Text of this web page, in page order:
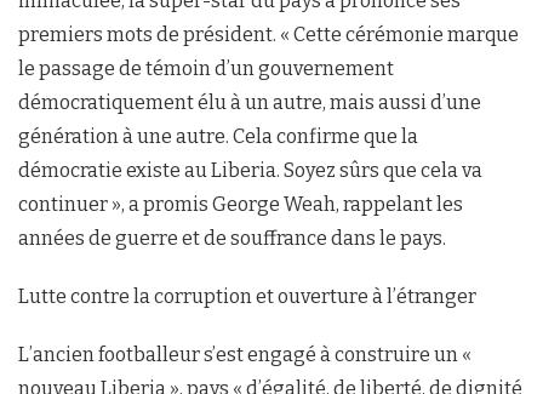
premiers mots de président. « Cette cérémonie marque
le passage de témoin d’un gouvernement
démocratiquement élu à un autre, mais aussi d’une
génération à une autre. Cela confirme que la
démocratie existe au Liberia. Soyez sûrs que cela va
continuer », a promis George Weah, rappelant les
années de guerre et de souffrance dans le pays.
Lutte contre la corruption et ouverture à l’étranger
L’ancien footballeur s’est engagé à construire un «
nouveau Liberia », pays « d’égalité, de liberté, de dignité